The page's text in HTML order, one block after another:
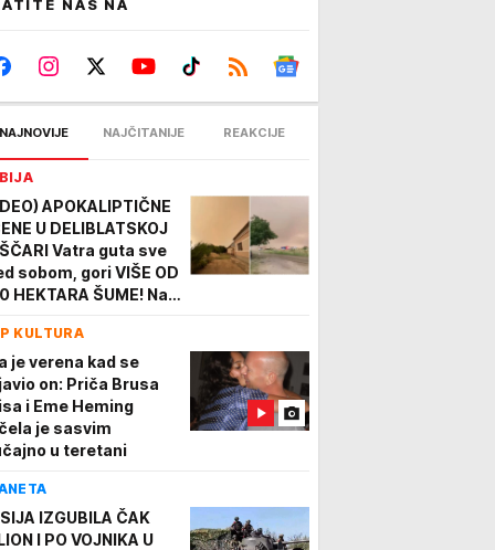
NAS NA
NAJNOVIJE NAJČITANIJE REAKCIJE
APOKALIPTIČNE
U DELIBLATSKOJ
Vatra guta sve
sobom, gori VIŠE OD
HEKTARA ŠUME! Na
i helikopteri
KULTURA
je verena kad se
on: Priča Brusa
i Eme Heming
je sasvim
u teretani
IZGUBILA ČAK
I PO VOJNIKA U